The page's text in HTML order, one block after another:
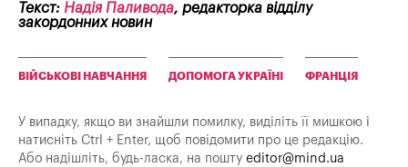
Текст: Надія Паливода, редакторка відділу
закордонних новин
ВІЙСЬКОВІ НАВЧАННЯ ДОПОМОГА УКРАЇНІ ФРАНЦІЯ
У випадку, якщо ви знайшли помилку, виділіть її мишкою і
натисніть Ctrl + Enter, щоб повідомити про це редакцію.
Або надішліть, будь-ласка, на пошту editor@mind.ua